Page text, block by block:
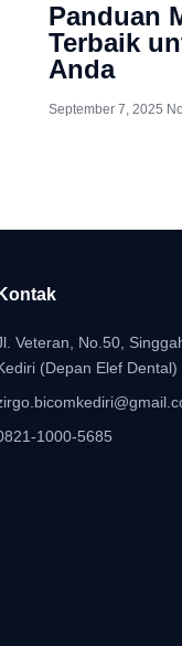
Panduan
Terbaik
Anda
September 7, 2025
Kontak
Veteran, No.50,
(Depan Elef Dental)
1000-5685